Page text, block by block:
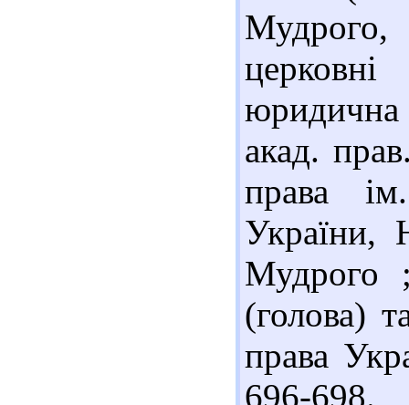
акад.
права
України,
Мудрого
(голова)
права
696-698.